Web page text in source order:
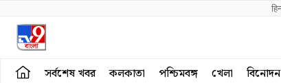
সর্বশেষ খবর কলকাতা পশ্চিমবঙ্গ খেলা বিনোদন